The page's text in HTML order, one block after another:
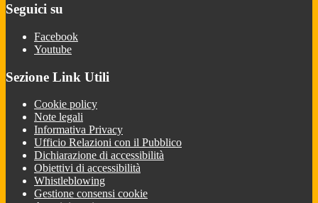
Seguici su
Facebook
Youtube
Sezione Link Utili
Cookie policy
Note legali
Informativa Privacy
Ufficio Relazioni con il Pubblico
Dichiarazione di accessibilità
Obiettivi di accessibilità
Whistleblowing
Gestione consensi cookie